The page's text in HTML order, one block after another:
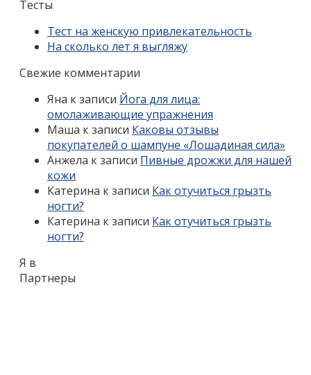
Тесты
Тест на женскую привлекательность
На сколько лет я выгляжу
Свежие комментарии
Яна к записи Йога для лица:
омолаживающие упражнения
Маша к записи Каковы отзывы
покупателей о шампуне «Лошадиная сила»
Анжела к записи Пивные дрожжи для нашей
кожи
Катерина к записи Как отучиться грызть
ногти?
Катерина к записи Как отучиться грызть
ногти?
Я в
Партнеры